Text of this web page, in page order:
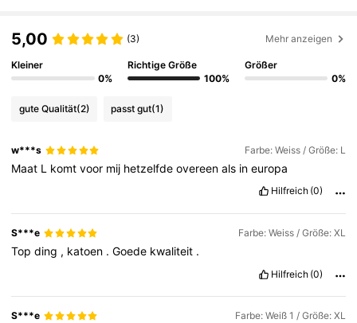
5,00 (3) Mehr anzeigen
Kleiner
0%
Richtige Größe
100%
Größer
0%
gute Qualität(2) passt gut(1)
w***s Farbe: Weiss / Größe: L
Maat L komtvoor mij hetzelfdeovereenals ineuropa
Hilfreich (0)
S***e Farbe: Weiss / Größe: XL
Topding , katoen .Goede kwaliteit .
Hilfreich (0)
S***e Farbe: Weiß 1 / Größe: XL